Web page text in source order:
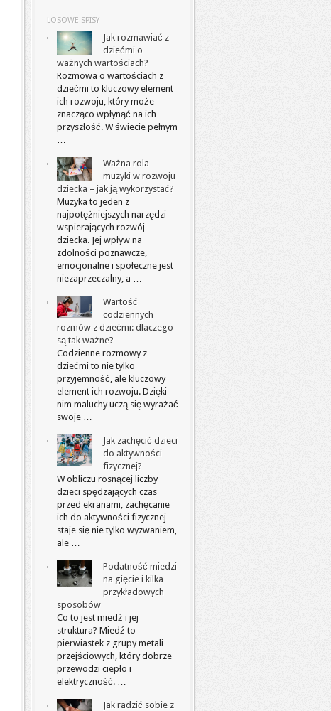
LOSOWE SPISY
Jak rozmawiać z
dziećmi o
ważnych wartościach?
Rozmowa o wartościach z
dziećmi to kluczowy element
ich rozwoju, który może
znacząco wpłynąć na ich
przyszłość. W świecie pełnym
…
Ważna rola
muzyki w rozwoju
dziecka – jak ją wykorzystać?
Muzyka to jeden z
najpotężniejszych narzędzi
wspierających rozwój
dziecka. Jej wpływ na
zdolności poznawcze,
emocjonalne i społeczne jest
niezaprzeczalny, a …
Wartość
codziennych
rozmów z dziećmi: dlaczego
są tak ważne?
Codzienne rozmowy z
dziećmi to nie tylko
przyjemność, ale kluczowy
element ich rozwoju. Dzięki
nim maluchy uczą się wyrażać
swoje …
Jak zachęcić dzieci
do aktywności
fizycznej?
W obliczu rosnącej liczby
dzieci spędzających czas
przed ekranami, zachęcanie
ich do aktywności fizycznej
staje się nie tylko wyzwaniem,
ale …
Podatność miedzi
na gięcie i kilka
przykładowych
sposobów
Co to jest miedź i jej
struktura? Miedź to
pierwiastek z grupy metali
przejściowych, który dobrze
przewodzi ciepło i
elektryczność. …
Jak radzić sobie z